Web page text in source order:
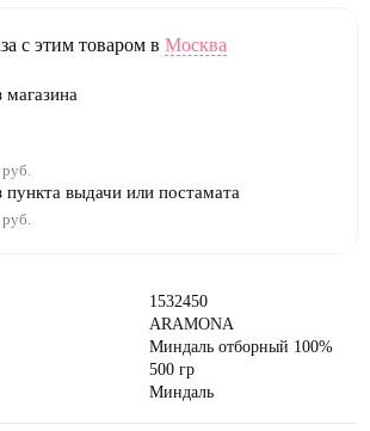
1532450
ARAMONA
Миндаль отборный 100%
500 гр
Миндаль
с этим товаром в Москва
руб.
выдачи или постамата
руб.